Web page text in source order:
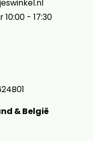
- 17:30
& België